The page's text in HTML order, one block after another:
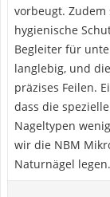
vorbeugt.
hygienische
Begleiter für
langlebig, und
präzises Feilen.
dass die
Nageltypen
wir die NBM
Naturnägel legen.